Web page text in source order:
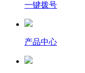
一键拨号
产品中心